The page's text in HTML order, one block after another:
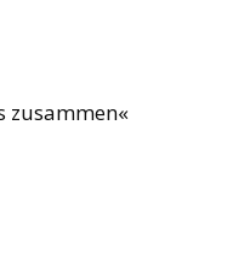
zusammen«